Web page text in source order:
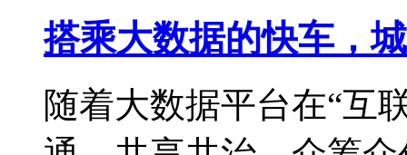
搭乘大数据的快车，
随着大数据平台在“互